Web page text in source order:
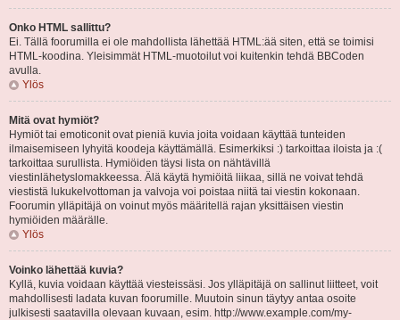
Onko HTML sallittu?
Ei. Tällä foorumilla ei ole mahdollista lähettää HTML:ää siten, että se toimisi
HTML-koodina. Yleisimmät HTML-muotoilut voi kuitenkin tehdä BBCoden
avulla.
Ylös
Mitä ovat hymiöt?
Hymiöt tai emoticonit ovat pieniä kuvia joita voidaan käyttää tunteiden
ilmaisemiseen lyhyitä koodeja käyttämällä. Esimerkiksi :) tarkoittaa iloista ja :(
tarkoittaa surullista. Hymiöiden täysi lista on nähtävillä
viestinlähetyslomakkeessa. Älä käytä hymiöitä liikaa, sillä ne voivat tehdä
viestistä lukukelvottoman ja valvoja voi poistaa niitä tai viestin kokonaan.
Foorumin ylläpitäjä on voinut myös määritellä rajan yksittäisen viestin
hymiöiden määrälle.
Ylös
Voinko lähettää kuvia?
Kyllä, kuvia voidaan käyttää viesteissäsi. Jos ylläpitäjä on sallinut liitteet, voit
mahdollisesti ladata kuvan foorumille. Muutoin sinun täytyy antaa osoite
julkisesti saatavilla olevaan kuvaan, esim. http://www.example.com/my-